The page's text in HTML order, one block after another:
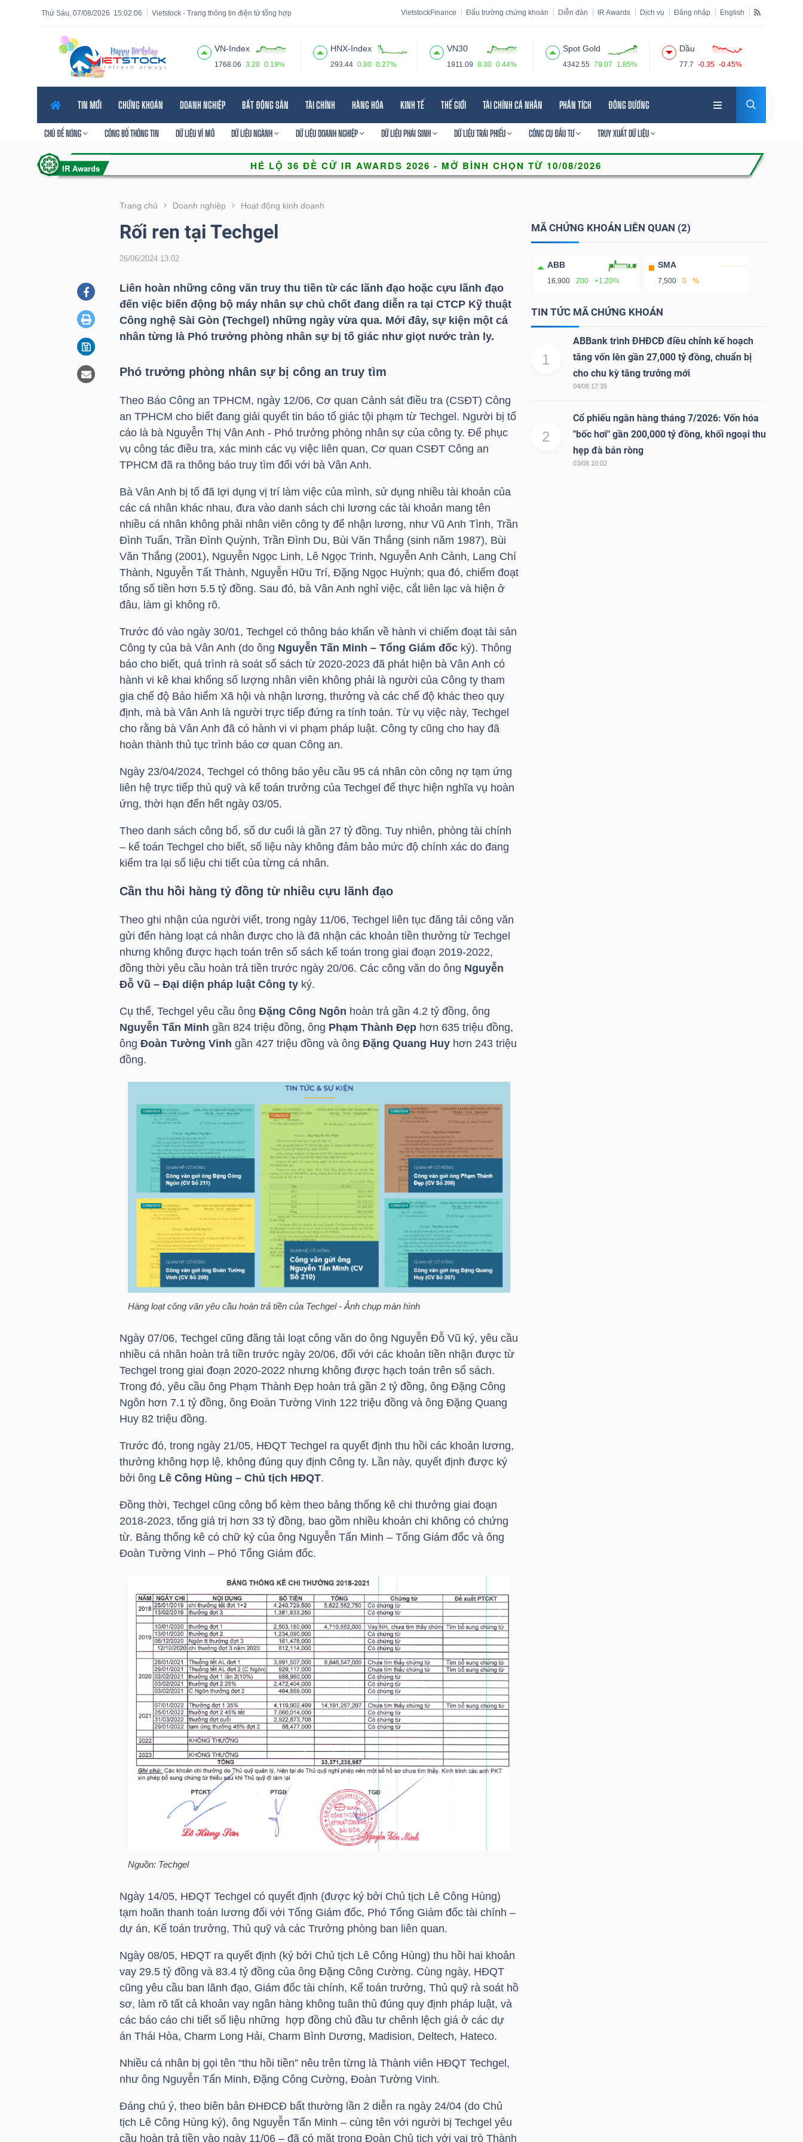
15:02:07
Thứ Sáu, 07/08/2026 Vietstock - Trang thông tin điện tử tổng hợp VietstockFinance Đấu trường chứng khoán Diễn đàn IR Awards Dịch vụ Đăng nhập English
VN-Index
1768.06 3.28 0.19%
HNX-Index
293.44 0.80 0.27%
VN30
1911.09 8.30 0.44%
Spot Gold
4342.55 79.07 1.85%
Dầu
77.7 -0.35 -0.45%
TIN MỚI CHỨNG KHOÁN DOANH NGHIỆP BẤT ĐỘNG SẢN TÀI CHÍNH HÀNG HÓA KINH TẾ THẾ GIỚI TÀI CHÍNH CÁ NHÂN PHÂN TÍCH ĐÔNG DƯƠNG
CHỦ ĐỀ NÓNG CÔNG BỐ THÔNG TIN DỮ LIỆU VĨ MÔ DỮ LIỆU NGÀNH DỮ LIỆU DOANH NGHIỆP DỮ LIỆU PHÁI SINH DỮ LIỆU TRÁI PHIẾU CÔNG CỤ ĐẦU TƯ TRUY XUẤT DỮ LIỆU
Trang chủ Doanh nghiệp Hoạt động kinh doanh
Rối ren tại Techgel
26/06/2024 13:02
Liên hoàn những công văn truy thu tiền từ các lãnh đạo hoặc cựu lãnh đạo
đến việc biến động bộ máy nhân sự chủ chốt đang diễn ra tại CTCP Kỹ thuật
Công nghệ Sài Gòn (Techgel) những ngày vừa qua. Mới đây, sự kiện một cá
nhân từng là Phó trưởng phòng nhân sự bị tố giác như giọt nước tràn ly.
Phó trưởng phòng nhân sự bị công an truy tìm
Theo Báo Công an TPHCM, ngày 12/06, Cơ quan Cảnh sát điều tra (CSĐT) Công
an TPHCM cho biết đang giải quyết tin báo tố giác tội phạm từ Techgel. Người bị tố
cáo là bà Nguyễn Thị Vân Anh - Phó trưởng phòng nhân sự của công ty. Để phục
vụ công tác điều tra, xác minh các vụ việc liên quan, Cơ quan CSĐT Công an
TPHCM đã ra thông báo truy tìm đối với bà Vân Anh.
Bà Vân Anh bị tố đã lợi dụng vị trí làm việc của mình, sử dụng nhiều tài khoản của
các cá nhân khác nhau, đưa vào danh sách chi lương các tài khoản mang tên
nhiều cá nhân không phải nhân viên công ty để nhận lương, như Vũ Anh Tình, Trần
Đình Tuấn, Trần Đình Quỳnh, Trần Đình Du, Bùi Văn Thắng (sinh năm 1987), Bùi
Văn Thắng (2001), Nguyễn Ngọc Linh, Lê Ngọc Trinh, Nguyễn Anh Cảnh, Lang Chí
Thành, Nguyễn Tất Thành, Nguyễn Hữu Trí, Đặng Ngọc Huỳnh; qua đó, chiếm đoạt
tổng số tiền hơn 5.5 tỷ đồng. Sau đó, bà Vân Anh nghỉ việc, cắt liên lạc và hiện ở
đâu, làm gì không rõ.
Trước đó vào ngày 30/01, Techgel có thông báo khẩn về hành vi chiếm đoạt tài sản
Công ty của bà Vân Anh (do ông Nguyễn Tấn Minh – Tổng Giám đốcký). Thông
báo cho biết, quá trình rà soát sổ sách từ 2020-2023 đã phát hiện bà Vân Anh có
hành vi kê khai khống số lượng nhân viên không phải là người của Công ty tham
gia chế độ Bảo hiểm Xã hội và nhận lương, thưởng và các chế độ khác theo quy
định, mà bà Vân Anh là người trực tiếp đứng ra tính toán. Từ vụ việc này, Techgel
cho rằng bà Vân Anh đã có hành vi vi phạm pháp luật. Công ty cũng cho hay đã
hoàn thành thủ tục trình báo cơ quan Công an.
Ngày 23/04/2024, Techgel có thông báo yêu cầu 95 cá nhân còn công nợ tạm ứng
liên hệ trực tiếp thủ quỹ và kế toán trưởng của Techgel để thực hiện nghĩa vụ hoàn
ứng, thời hạn đến hết ngày 03/05.
Theo danh sách công bố, số dư cuối là gần 27 tỷ đồng. Tuy nhiên, phòng tài chính
– kế toán Techgel cho biết, số liệu này không đảm bảo mức độ chính xác do đang
kiểm tra lại số liệu chi tiết của từng cá nhân.
Cần thu hồi hàng tỷ đồng từ nhiều cựu lãnh đạo
Theo ghi nhận của người viết, trong ngày 11/06, Techgel liên tục đăng tải công văn
gửi đến hàng loạt cá nhân được cho là đã nhận các khoản tiền thưởng từ Techgel
nhưng không được hạch toán trên sổ sách kế toán trong giai đoạn 2019-2022,
đồng thời yêu cầu hoàn trả tiền trước ngày 20/06. Các công văn do ông Nguyễn
Đỗ Vũ – Đại diện pháp luật Công tyký.
Cụ thể, Techgel yêu cầu ông Đặng Công Ngôn hoàn trả gần 4.2 tỷ đồng, ông
Nguyễn Tấn Minh gần 824 triệu đồng, ông Phạm Thành Đẹphơn 635 triệu đồng,
ông Đoàn Tường Vinh gần 427 triệu đồng và ông Đặng Quang Huyhơn 243 triệu
đồng.
Hàng loạt công văn yêu cầu hoàn trả tiền của Techgel - Ảnh chụp màn hình
Ngày 07/06, Techgel cũng đăng tải loạt công văn do ông Nguyễn Đỗ Vũ ký, yêu cầu
nhiều cá nhân hoàn trả tiền trước ngày 20/06, đối với các khoản tiền nhận được từ
Techgel trong giai đoạn 2020-2022 nhưng không được hạch toán trên sổ sách.
Trong đó, yêu cầu ông Phạm Thành Đẹp hoàn trả gần 2 tỷ đồng, ông Đặng Công
Ngôn hơn 7.1 tỷ đồng, ông Đoàn Tường Vinh 122 triệu đồng và ông Đặng Quang
Huy 82 triệu đồng.
Trước đó, trong ngày 21/05, HĐQT Techgel ra quyết định thu hồi các khoản lương,
thưởng không hợp lệ, không đúng quy định Công ty. Lần này, quyết định được ký
bởi ông Lê Công Hùng – Chủ tịch HĐQT.
Đồng thời, Techgel cũng công bố kèm theo bảng thống kê chi thưởng giai đoạn
2018-2023, tổng giá trị hơn 33 tỷ đồng, bao gồm nhiều khoản chi không có chứng
từ. Bảng thống kê có chữ ký của ông Nguyễn Tấn Minh – Tổng Giám đốc và ông
Đoàn Tường Vinh – Phó Tổng Giám đốc.
Nguồn: Techgel
Ngày 14/05, HĐQT Techgel có quyết định (được ký bởi Chủ tịch Lê Công Hùng)
tạm hoãn thanh toán lương đối với Tổng Giám đốc, Phó Tổng Giám đốc tài chính –
dự án, Kế toán trưởng, Thủ quỹ và các Trưởng phòng ban liên quan.
Ngày 08/05, HĐQT ra quyết định (ký bởi Chủ tịch Lê Công Hùng) thu hồi hai khoản
vay 29.5 tỷ đồng và 83.4 tỷ đồng của ông Đặng Công Cường. Cùng ngày, HĐQT
cũng yêu cầu ban lãnh đạo, Giám đốc tài chính, Kế toán trưởng, Thủ quỹ rà soát hồ
sơ, làm rõ tất cả khoản vay ngân hàng không tuân thủ đúng quy định pháp luật, và
các báo cáo chi tiết số liệu những hợp đồng chủ đầu tư chênh lệch giá ở các dự
án Thái Hòa, Charm Long Hải, Charm Bình Dương, Madision, Deltech, Hateco.
Nhiều cá nhân bị gọi tên “thu hồi tiền” nêu trên từng là Thành viên HĐQT Techgel,
như ông Nguyễn Tấn Minh, Đặng Công Cường, Đoàn Tường Vinh.
Đáng chú ý, theo biên bản ĐHĐCĐ bất thường lần 2 diễn ra ngày 24/04 (do Chủ
tịch Lê Công Hùng ký), ông Nguyễn Tấn Minh – cùng tên với người bị Techgel yêu
cầu hoàn trả tiền vào ngày 11/06 – đã có mặt trong Đoàn Chủ tịch với vai trò Thành
MÃ CHỨNG KHOÁN LIÊN QUAN (2)
ABB
16,900 200 +1.20%
SMA
7,500 0 %
TIN TỨC MÃ CHỨNG KHOÁN
1
ABBank trình ĐHĐCĐ điều chỉnh kế hoạch
tăng vốn lên gần 27,000 tỷ đồng, chuẩn bị
cho chu kỳ tăng trưởng mới
04/08 17:35
2
Cổ phiếu ngân hàng tháng 7/2026: Vốn hóa
"bốc hơi" gần 200,000 tỷ đồng, khối ngoại thu
hẹp đà bán ròng
03/08 10:02
Tính năng
năng
VIETSTOCK